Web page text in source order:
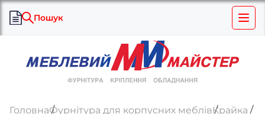
Пошук
ГоловнаФурнітура для корпусних меблівКрайка